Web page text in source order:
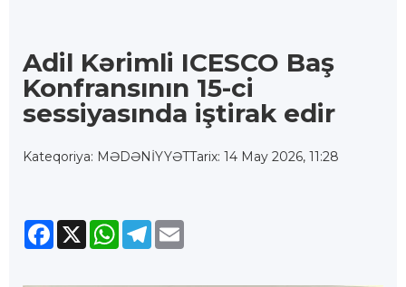
Adil Kərimli ICESCO Baş
Konfransının 15-ci
sessiyasında iştirak edir
Kateqoriya: MƏDƏNİYYƏTTarix: 14 May 2026, 11:28
Facebook
X WhatsApp
Telegram